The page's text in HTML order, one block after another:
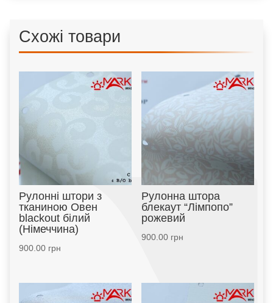
Схожі товари
Рулонні штори з
тканиною Овен
blackout білий
(Німеччина)
900.00грн
Рулонна штора
блекаут “Лімпопо”
рожевий
900.00грн